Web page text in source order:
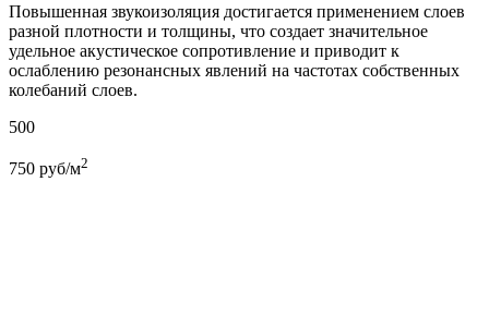
Повышенная звукоизоляция достигается применением слоев
разной плотности и толщины, что создает значительное
удельное акустическое сопротивление и приводит к
ослаблению резонансных явлений на частотах собственных
колебаний слоев.
500
750 руб/м2